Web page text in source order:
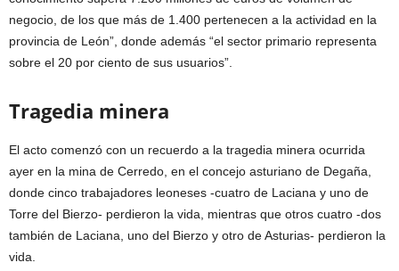
negocio, de los que más de 1.400 pertenecen a la actividad en la
provincia de León”, donde además “el sector primario representa
sobre el 20 por ciento de sus usuarios”.
Tragedia minera
El acto comenzó con un recuerdo a la tragedia minera ocurrida
ayer en la mina de Cerredo, en el concejo asturiano de Degaña,
donde cinco trabajadores leoneses -cuatro de Laciana y uno de
Torre del Bierzo- perdieron la vida, mientras que otros cuatro -dos
también de Laciana, uno del Bierzo y otro de Asturias- perdieron la
vida.